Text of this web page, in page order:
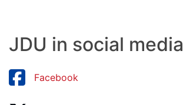
JDU in social media
Facebook